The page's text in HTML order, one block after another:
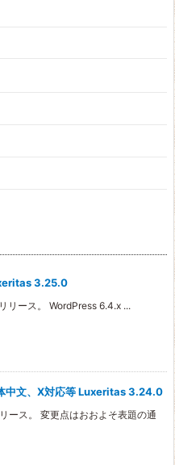
3.25.0
リース。 WordPress 6.4.x ...
中文、X対応等 Luxeritas 3.24.0
ース。 変更点はおおよそ表題の通